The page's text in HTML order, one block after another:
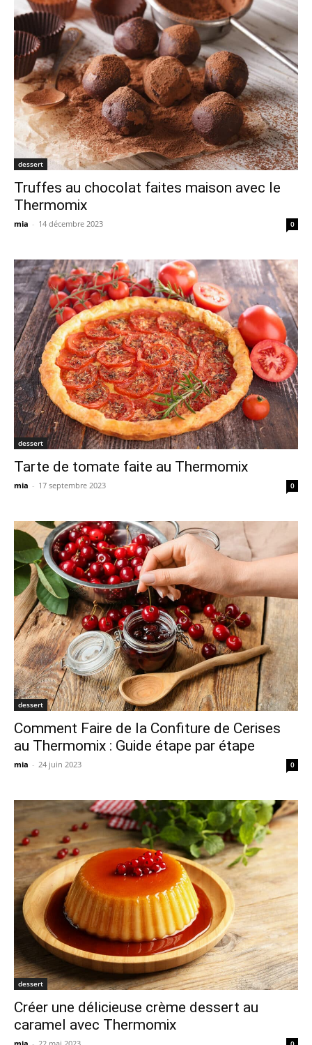
dessert
Truffes au chocolat faites maison avec le
Thermomix
mia - 14 décembre 2023 0
dessert
Tarte de tomate faite au Thermomix
mia - 17 septembre 2023 0
dessert
Comment Faire de la Confiture de Cerises
au Thermomix : Guide étape par étape
mia - 24 juin 2023 0
dessert
Créer une délicieuse crème dessert au
caramel avec Thermomix